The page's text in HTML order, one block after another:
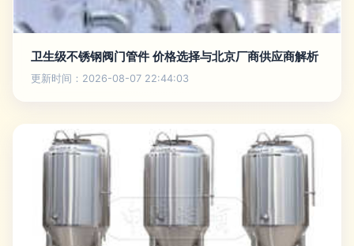
卫生级不锈钢阀门管件 价格选择与北京厂商供应商解析
更新时间：2026-08-07 22:44:03